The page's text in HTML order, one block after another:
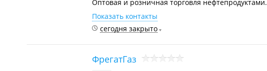
Оптовая и розничная торговля нефтепродуктами.
Показать контакты
сегодня закрыто
ФрегатГаз